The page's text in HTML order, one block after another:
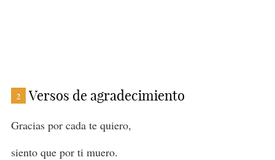
2 Versos de agradecimiento
Gracias por cada te quiero,
siento que por ti muero.